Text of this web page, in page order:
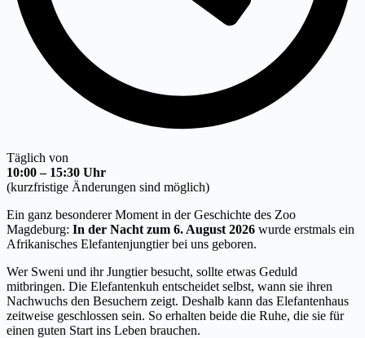
Täglich von
10:00 – 15:30 Uhr
(kurzfristige Änderungen sind möglich)
Ein ganz besonderer Moment in der Geschichte des Zoo
Magdeburg: In der Nacht zum 6. August 2026 wurde erstmals ein
Afrikanisches Elefantenjungtier bei uns geboren.
Wer Sweni und ihr Jungtier besucht, sollte etwas Geduld
mitbringen. Die Elefantenkuh entscheidet selbst, wann sie ihren
Nachwuchs den Besuchern zeigt. Deshalb kann das Elefantenhaus
zeitweise geschlossen sein. So erhalten beide die Ruhe, die sie für
einen guten Start ins Leben brauchen.